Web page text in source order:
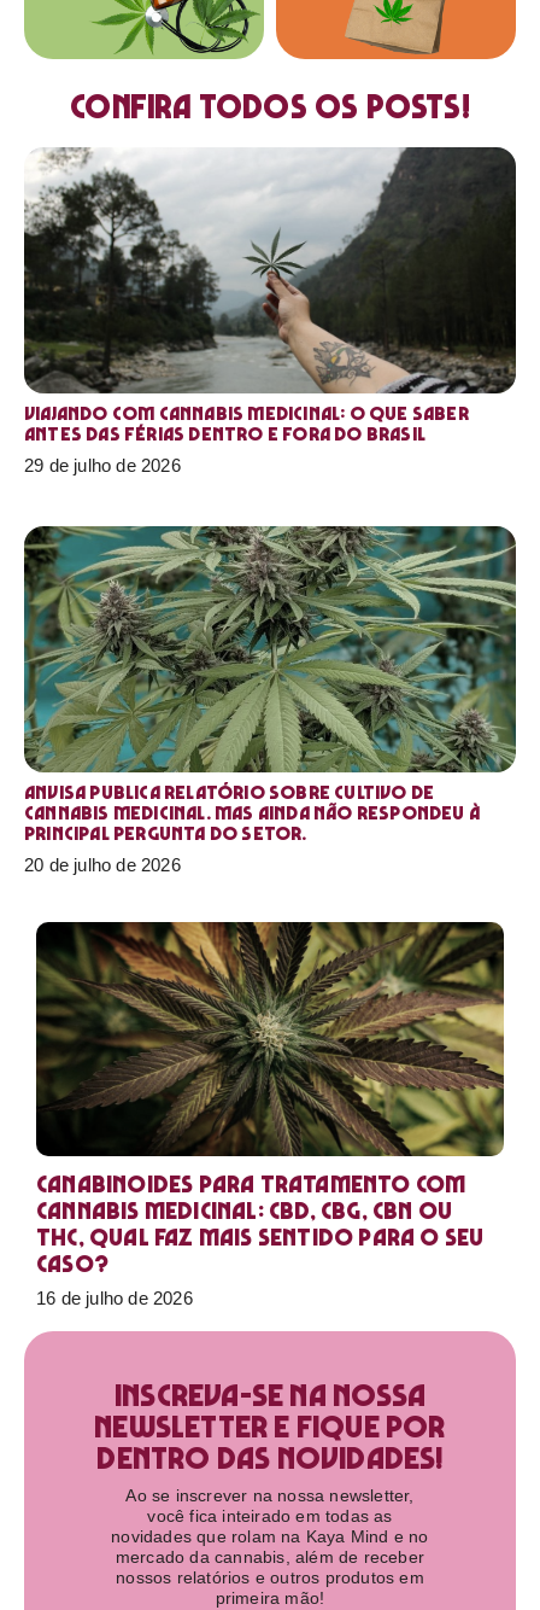
Confira todos os posts!
Viajando com cannabis medicinal: o que saber
antes das férias dentro e fora do Brasil
29 de julho de 2026
Anvisa publica relatório sobre cultivo de
Cannabis medicinal. Mas ainda não respondeu à
principal pergunta do setor.
20 de julho de 2026
Canabinoides para tratamento com
cannabis medicinal: CBD, CBG, CBN ou
THC, qual faz mais sentido para o seu
caso?
16 de julho de 2026
Inscreva-se na nossa
newsletter e fique por
dentro das novidades!​
Ao se inscrever na nossa newsletter,
você fica inteirado em todas as
novidades que rolam na Kaya Mind e no
mercado da cannabis, além de receber
nossos relatórios e outros produtos em
primeira mão!